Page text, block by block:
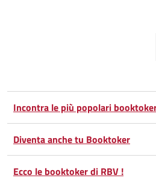
Incontra le più popolari
Diventa anche tu Booktoker
Ecco le booktoker di RBV !